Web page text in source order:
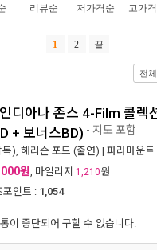
리뷰순 저가격순 고가
1 2 끝
전
디아나 존스 4-Film 콜렉
+ 보너스BD) - 지도 포함
), 해리슨 포드 (출연) | 파라마운트
원 , 마일리지 1,210원
포인트 : 1,054
이 중단되어 구할 수 없습니다.